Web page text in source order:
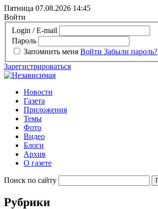
Пятница 07.08.2026 14:45
Войти
Login / E-mail
Пароль
Запомнить меня Войти Забыли пароль?
Зарегистрироваться
Новости
Газета
Приложения
Темы
Фото
Видео
Блоги
Архив
О газете
Поиск по сайту
Рубрики